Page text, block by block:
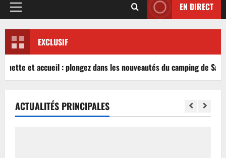
Menu
EN DIRECT
EXCLUSIF
et accueil : plongez dans les nouveautés du camping de
ACTUALITÉS PRINCIPALES